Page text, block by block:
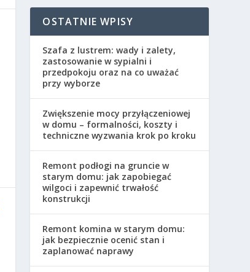
OSTATNIE WPISY
Szafa z lustrem: wady i zalety,
zastosowanie w sypialni i
przedpokoju oraz na co uważać
przy wyborze
Zwiększenie mocy przyłączeniowej
w domu – formalności, koszty i
techniczne wyzwania krok po kroku
Remont podłogi na gruncie w
starym domu: jak zapobiegać
wilgoci i zapewnić trwałość
konstrukcji
Remont komina w starym domu:
jak bezpiecznie ocenić stan i
zaplanować naprawy